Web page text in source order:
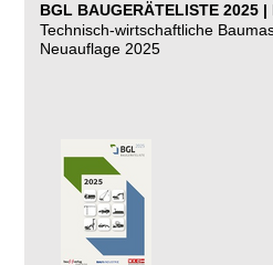
BGL BAUGERÄTELISTE 2025
Technisch-wirtschaftliche
Neuauflage 2025